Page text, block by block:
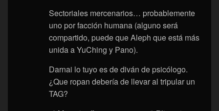
Sectoriales mercenarios… probablemente
uno por facción humana (alguno será
compartido, puede que Aleph que está más
unida a YuChing y Pano).
Darnai lo tuyo es de diván de psicólogo.
¿Que ropan debería de llevar al tripular un
TAG?